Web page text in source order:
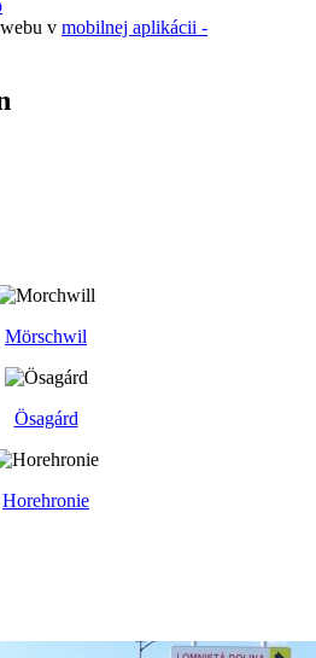
v mobilnej aplikácii -
Mörschwil
Ösagárd
Horehronie